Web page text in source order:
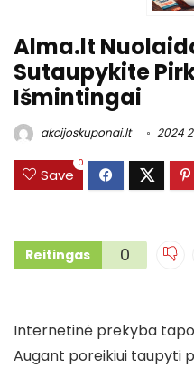
Alma.lt
Sutaupykite
Išmintingai
akcijoskuponai.lt 2024
Save
0
Reitingas 0
Internetinė prekyba
Augant poreikiui taupyti